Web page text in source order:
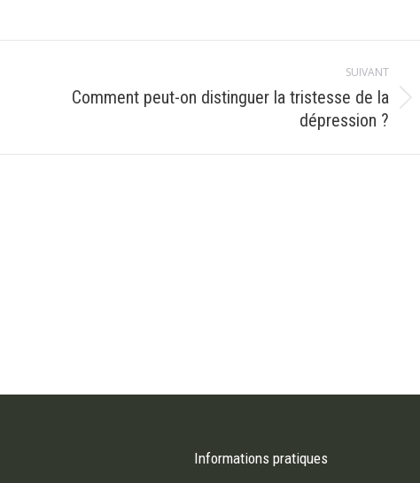
SUIVANT
Article
Comment peut-on distinguer la tristesse de la
dépression ?
Informations pratiques